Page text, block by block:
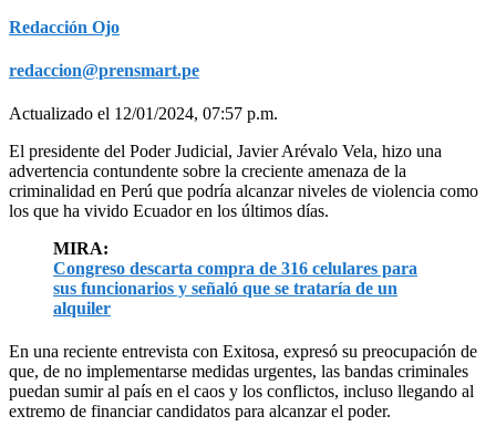
Redacción Ojo
redaccion@prensmart.pe
Actualizado el 12/01/2024, 07:57 p.m.
El presidente del Poder Judicial, Javier Arévalo Vela, hizo una
advertencia contundente sobre la creciente amenaza de la
criminalidad en Perú que podría alcanzar niveles de violencia como
los que ha vivido Ecuador en los últimos días.
MIRA:
Congreso descarta compra de 316 celulares para
sus funcionarios y señaló que se trataría de un
alquiler
En una reciente entrevista con Exitosa, expresó su preocupación de
que, de no implementarse medidas urgentes, las bandas criminales
puedan sumir al país en el caos y los conflictos, incluso llegando al
extremo de financiar candidatos para alcanzar el poder.